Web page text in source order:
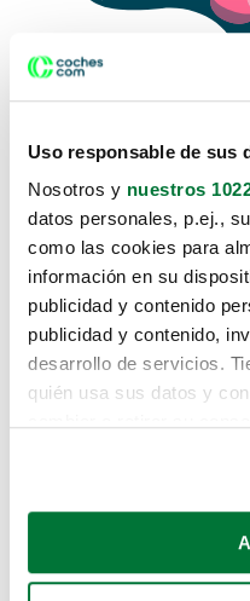
Uso responsable de sus
Nosotros y nuestros
datos personales, p.ej.,
como las cookies para
información en su
publicidad y contenido
publicidad y contenido,
desarrollo de servicios.
quién usa sus datos y
Si lo permite, también
Recopilar
Lo sentimos,
te hemos
Pero puedes
buscando en alguno
Coches de segunda
Coches de km0